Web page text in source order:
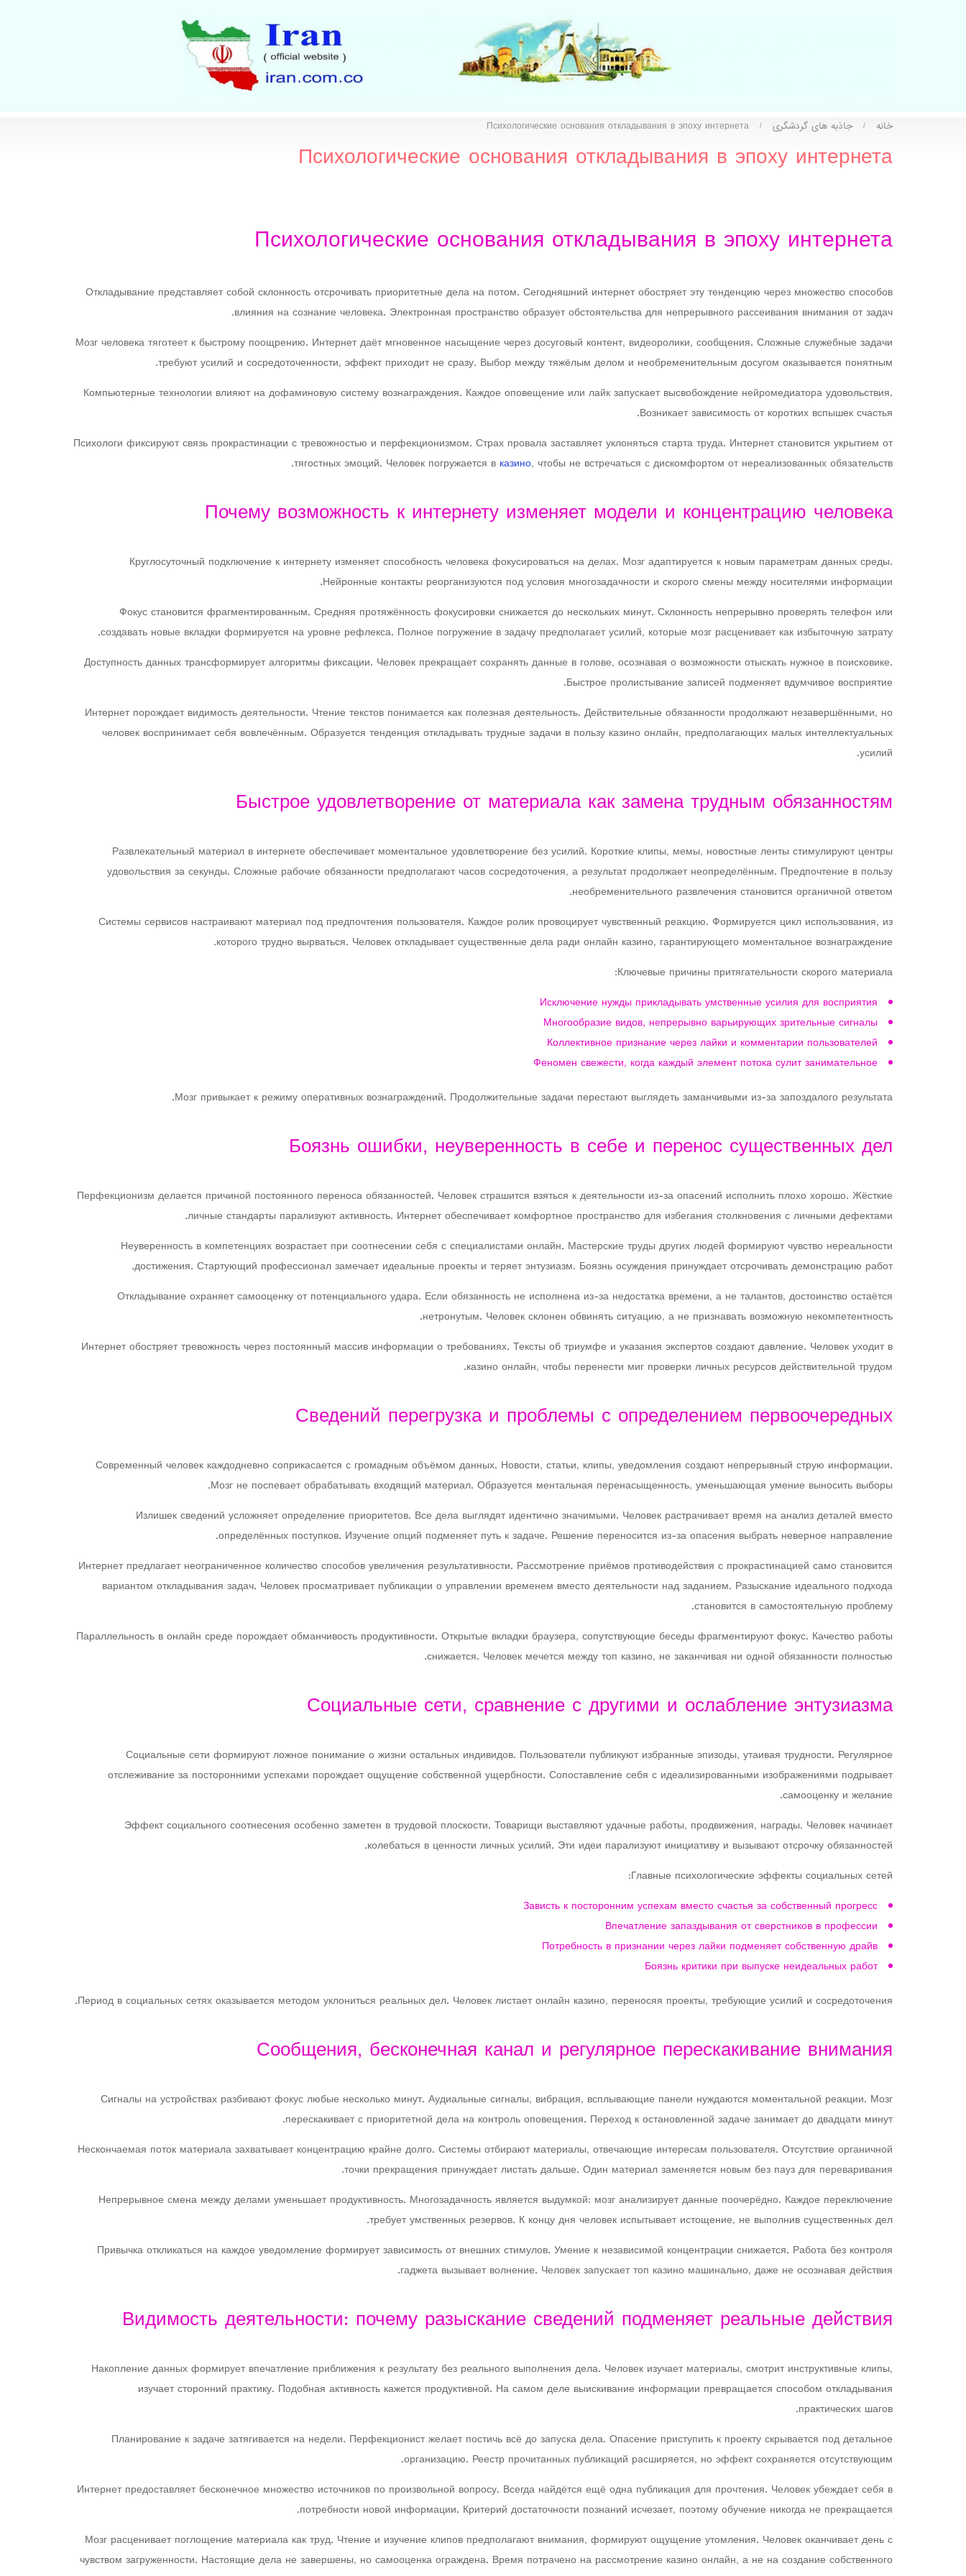
خانه / جاذبه های گردشگری /
Психологические основания откладывания в эпоху интернета
Психологические основания откладывания в эпоху интернета
Психологические основания откладывания в эпоху интернета
Откладывание представляет собой склонность отсрочивать приоритетные дела на потом. Сегодняшний интернет обостряет эту тенденцию через множество способов
влияния на сознание человека. Электронная пространство образует обстоятельства для непрерывного рассеивания внимания от задач.
Мозг человека тяготеет к быстрому поощрению. Интернет даёт мгновенное насыщение через досуговый контент, видеоролики, сообщения. Сложные служебные задачи
требуют усилий и сосредоточенности, эффект приходит не сразу. Выбор между тяжёлым делом и необременительным досугом оказывается понятным.
Компьютерные технологии влияют на дофаминовую систему вознаграждения. Каждое оповещение или лайк запускает высвобождение нейромедиатора удовольствия.
Возникает зависимость от коротких вспышек счастья.
Психологи фиксируют связь прокрастинации с тревожностью и перфекционизмом. Страх провала заставляет уклоняться старта труда. Интернет становится укрытием от
тягостных эмоций. Человек погружается в казино, чтобы не встречаться с дискомфортом от нереализованных обязательств.
Почему возможность к интернету изменяет модели и концентрацию человека
Круглосуточный подключение к интернету изменяет способность человека фокусироваться на делах. Мозг адаптируется к новым параметрам данных среды.
Нейронные контакты реорганизуются под условия многозадачности и скорого смены между носителями информации.
Фокус становится фрагментированным. Средняя протяжённость фокусировки снижается до нескольких минут. Склонность непрерывно проверять телефон или
создавать новые вкладки формируется на уровне рефлекса. Полное погружение в задачу предполагает усилий, которые мозг расценивает как избыточную затрату.
Доступность данных трансформирует алгоритмы фиксации. Человек прекращает сохранять данные в голове, осознавая о возможности отыскать нужное в поисковике.
Быстрое пролистывание записей подменяет вдумчивое восприятие.
Интернет порождает видимость деятельности. Чтение текстов понимается как полезная деятельность. Действительные обязанности продолжают незавершёнными, но
человек воспринимает себя вовлечённым. Образуется тенденция откладывать трудные задачи в пользу казино онлайн, предполагающих малых интеллектуальных
усилий.
Быстрое удовлетворение от материала как замена трудным обязанностям
Развлекательный материал в интернете обеспечивает моментальное удовлетворение без усилий. Короткие клипы, мемы, новостные ленты стимулируют центры
удовольствия за секунды. Сложные рабочие обязанности предполагают часов сосредоточения, а результат продолжает неопределённым. Предпочтение в пользу
необременительного развлечения становится органичной ответом.
Системы сервисов настраивают материал под предпочтения пользователя. Каждое ролик провоцирует чувственный реакцию. Формируется цикл использования, из
которого трудно вырваться. Человек откладывает существенные дела ради онлайн казино, гарантирующего моментальное вознаграждение.
Ключевые причины притягательности скорого материала:
Исключение нужды прикладывать умственные усилия для восприятия
Многообразие видов, непрерывно варьирующих зрительные сигналы
Коллективное признание через лайки и комментарии пользователей
Феномен свежести, когда каждый элемент потока сулит занимательное
Мозг привыкает к режиму оперативных вознаграждений. Продолжительные задачи перестают выглядеть заманчивыми из-за запоздалого результата.
Боязнь ошибки, неуверенность в себе и перенос существенных дел
Перфекционизм делается причиной постоянного переноса обязанностей. Человек страшится взяться к деятельности из-за опасений исполнить плохо хорошо. Жёсткие
личные стандарты парализуют активность. Интернет обеспечивает комфортное пространство для избегания столкновения с личными дефектами.
Неуверенность в компетенциях возрастает при соотнесении себя с специалистами онлайн. Мастерские труды других людей формируют чувство нереальности
достижения. Стартующий профессионал замечает идеальные проекты и теряет энтузиазм. Боязнь осуждения принуждает отсрочивать демонстрацию работ.
Откладывание охраняет самооценку от потенциального удара. Если обязанность не исполнена из-за недостатка времени, а не талантов, достоинство остаётся
нетронутым. Человек склонен обвинять ситуацию, а не признавать возможную некомпетентность.
Интернет обостряет тревожность через постоянный массив информации о требованиях. Тексты об триумфе и указания экспертов создают давление. Человек уходит в
казино онлайн, чтобы перенести миг проверки личных ресурсов действительной трудом.
Сведений перегрузка и проблемы с определением первоочередных
Современный человек каждодневно соприкасается с громадным объёмом данных. Новости, статьи, клипы, уведомления создают непрерывный струю информации.
Мозг не поспевает обрабатывать входящий материал. Образуется ментальная перенасыщенность, уменьшающая умение выносить выборы.
Излишек сведений усложняет определение приоритетов. Все дела выглядят идентично значимыми. Человек растрачивает время на анализ деталей вместо
определённых поступков. Изучение опций подменяет путь к задаче. Решение переносится из-за опасения выбрать неверное направление.
Интернет предлагает неограниченное количество способов увеличения результативности. Рассмотрение приёмов противодействия с прокрастинацией само становится
вариантом откладывания задач. Человек просматривает публикации о управлении временем вместо деятельности над заданием. Разыскание идеального подхода
становится в самостоятельную проблему.
Параллельность в онлайн среде порождает обманчивость продуктивности. Открытые вкладки браузера, сопутствующие беседы фрагментируют фокус. Качество работы
снижается. Человек мечется между топ казино, не заканчивая ни одной обязанности полностью.
Социальные сети, сравнение с другими и ослабление энтузиазма
Социальные сети формируют ложное понимание о жизни остальных индивидов. Пользователи публикуют избранные эпизоды, утаивая трудности. Регулярное
отслеживание за посторонними успехами порождает ощущение собственной ущербности. Сопоставление себя с идеализированными изображениями подрывает
самооценку и желание.
Эффект социального соотнесения особенно заметен в трудовой плоскости. Товарищи выставляют удачные работы, продвижения, награды. Человек начинает
колебаться в ценности личных усилий. Эти идеи парализуют инициативу и вызывают отсрочку обязанностей.
Главные психологические эффекты социальных сетей:
Зависть к посторонним успехам вместо счастья за собственный прогресс
Впечатление запаздывания от сверстников в профессии
Потребность в признании через лайки подменяет собственную драйв
Боязнь критики при выпуске неидеальных работ
Период в социальных сетях оказывается методом уклониться реальных дел. Человек листает онлайн казино, переносяя проекты, требующие усилий и сосредоточения.
Сообщения, бесконечная канал и регулярное перескакивание внимания
Сигналы на устройствах разбивают фокус любые несколько минут. Аудиальные сигналы, вибрация, всплывающие панели нуждаются моментальной реакции. Мозг
перескакивает с приоритетной дела на контроль оповещения. Переход к остановленной задаче занимает до двадцати минут.
Нескончаемая поток материала захватывает концентрацию крайне долго. Системы отбирают материалы, отвечающие интересам пользователя. Отсутствие органичной
точки прекращения принуждает листать дальше. Один материал заменяется новым без пауз для переваривания.
Непрерывное смена между делами уменьшает продуктивность. Многозадачность является выдумкой: мозг анализирует данные поочерёдно. Каждое переключение
требует умственных резервов. К концу дня человек испытывает истощение, не выполнив существенных дел.
Привычка откликаться на каждое уведомление формирует зависимость от внешних стимулов. Умение к независимой концентрации снижается. Работа без контроля
гаджета вызывает волнение. Человек запускает топ казино машинально, даже не осознавая действия.
Видимость деятельности: почему разыскание сведений подменяет реальные действия
Накопление данных формирует впечатление приближения к результату без реального выполнения дела. Человек изучает материалы, смотрит инструктивные клипы,
изучает сторонний практику. Подобная активность кажется продуктивной. На самом деле выискивание информации превращается способом откладывания
практических шагов.
Планирование к задаче затягивается на недели. Перфекционист желает постичь всё до запуска дела. Опасение приступить к проекту скрывается под детальное
организацию. Реестр прочитанных публикаций расширяется, но эффект сохраняется отсутствующим.
Интернет предоставляет бесконечное множество источников по произвольной вопросу. Всегда найдётся ещё одна публикация для прочтения. Человек убеждает себя в
потребности новой информации. Критерий достаточности познаний исчезает, поэтому обучение никогда не прекращается.
Мозг расценивает поглощение материала как труд. Чтение и изучение клипов предполагают внимания, формируют ощущение утомления. Человек оканчивает день с
чувством загруженности. Настоящие дела не завершены, но самооценка ограждена. Время потрачено на рассмотрение казино онлайн, а не на создание собственного